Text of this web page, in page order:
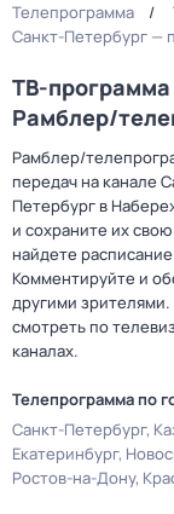
Телепрограмма
Санкт-Петербург —
ТВ-программа
Рамблер/
Рамблер/
передач на канале
Петербург в
и сохраните их
найдете
Комментируйте и
другими
смотреть по
каналах.
Телепрограмма по
Санкт-Петербург
Екатеринбург
Ростов-на-Дону